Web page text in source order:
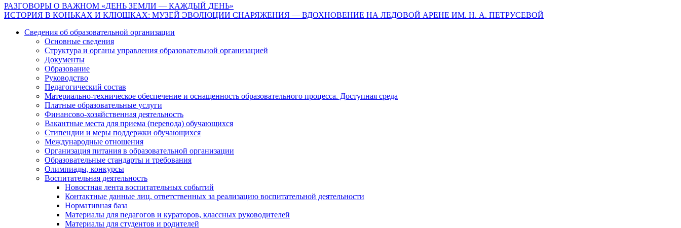
Навигация
по
записям
РАЗГОВОРЫ О ВАЖНОМ «ДЕНЬ ЗЕМЛИ — КАЖДЫЙ ДЕНЬ»
ИСТОРИЯ В КОНЬКАХ И КЛЮШКАХ: МУЗЕЙ ЭВОЛЮЦИИ СНАРЯЖЕНИЯ — ВДОХНОВЕНИЕ НА ЛЕДОВОЙ АРЕНЕ ИМ. Н. А. ПЕТРУСЕВОЙ
Сведения об образовательной организации
Основные сведения
Структура и органы управления образовательной организацией
Документы
Образование
Руководство
Педагогический состав
Материально-техническое обеспечение и оснащенность образовательного процесса. Доступная среда
Платные образовательные услуги
Финансово-хозяйственная деятельность
Вакантные места для приема (перевода) обучающихся
Стипендии и меры поддержки обучающихся
Международные отношения
Организация питания в образовательной организации
Образовательные стандарты и требования
Олимпиады, конкурсы
Воспитательная деятельность
Новостная лента воспитательных событий
Контактные данные лиц, ответственных за реализацию воспитательной деятельности
Нормативная база
Материалы для педагогов и кураторов, классных руководителей
Материалы для студентов и родителей